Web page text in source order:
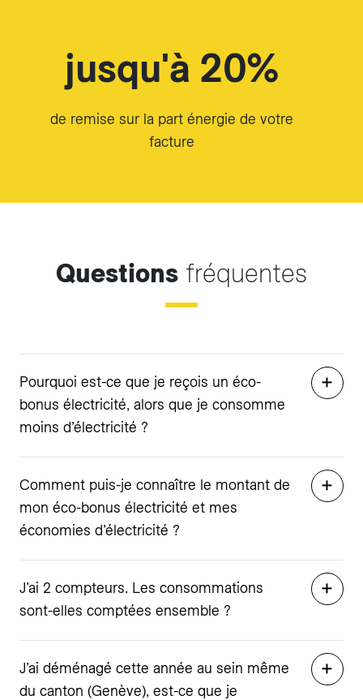
jusqu'à 20%
de remise sur la part énergie de votre
facture
Questions fréquentes
Pourquoi est-ce que je reçois un éco-
bonus électricité, alors que je consomme
moins d’électricité ?
Comment puis-je connaître le montant de
mon éco-bonus électricité et mes
économies d’électricité ?
J’ai 2 compteurs. Les consommations
sont-elles comptées ensemble ?
J’ai déménagé cette année au sein même
du canton (Genève), est-ce que je